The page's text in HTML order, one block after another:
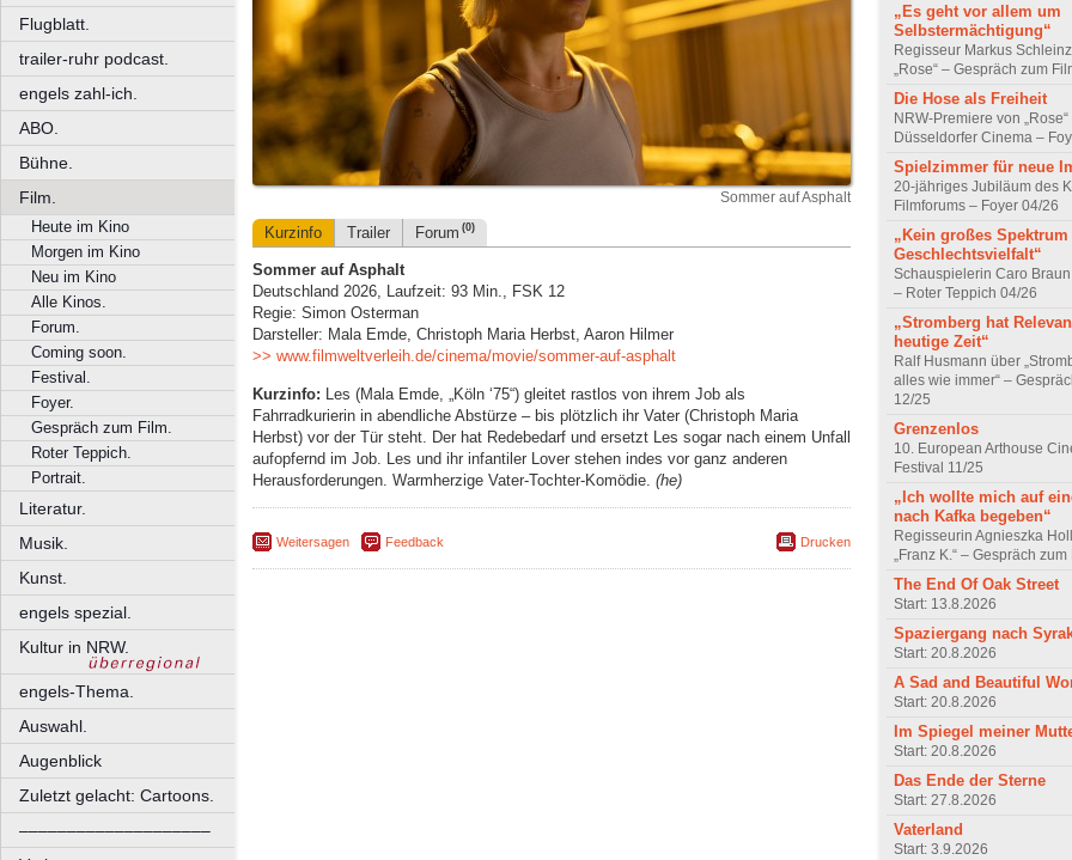
Flugblatt.
trailer-ruhr podcast.
engels zahl-ich.
ABO.
Bühne.
Film.
Heute im Kino
Morgen im Kino
Neu im Kino
Alle Kinos.
Forum.
Coming soon.
Festival.
Foyer.
Gespräch zum Film.
Roter Teppich.
Portrait.
Literatur.
Musik.
Kunst.
engels spezial.
Kultur in NRW.
engels-Thema.
Auswahl.
Augenblick
Zuletzt gelacht: Cartoons.
––––––––––––––––––––
Sommer auf Asphalt
Kurzinfo Trailer Forum (0)
Sommer auf Asphalt
Deutschland 2026, Laufzeit: 93 Min., FSK 12
Regie: Simon Osterman
Darsteller: Mala Emde, Christoph Maria Herbst, Aaron Hilmer
>> www.filmweltverleih.de/cinema/movie/sommer-auf-asphalt
Kurzinfo: Les (Mala Emde, „Köln ‘75“) gleitet rastlos von ihrem Job als
Fahrradkurierin in abendliche Abstürze – bis plötzlich ihr Vater (Christoph Maria
Herbst) vor der Tür steht. Der hat Redebedarf und ersetzt Les sogar nach einem Unfall
aufopfernd im Job. Les und ihr infantiler Lover stehen indes vor ganz anderen
Herausforderungen. Warmherzige Vater-Tochter-Komödie. (he)
Weitersagen Feedback Drucken
„Es geht vor allem um
Selbstermächtigung“
Regisseur Markus
„Rose“ – Gespräch zum
Die Hose als Freiheit
NRW-Premiere von „Rose“
Düsseldorfer Cinema –
Spielzimmer für neue
20-jähriges Jubiläum des
Filmforums – Foyer 04/26
„Kein großes Spektrum
Geschlechtsvielfalt“
Schauspielerin Caro Braun
– Roter Teppich 04/26
„Stromberg hat
heutige Zeit“
Ralf Husmann über
alles wie immer“ –
12/25
Grenzenlos
10. European Arthouse
Festival 11/25
„Ich wollte mich auf
nach Kafka begeben“
Regisseurin Agnieszka
„Franz K.“ – Gespräch
The End Of Oak Street
Start: 13.8.2026
Spaziergang nach
Start: 20.8.2026
A Sad and Beautiful
Start: 20.8.2026
Im Spiegel meiner
Start: 20.8.2026
Das Ende der Sterne
Start: 27.8.2026
Vaterland
Start: 3.9.2026